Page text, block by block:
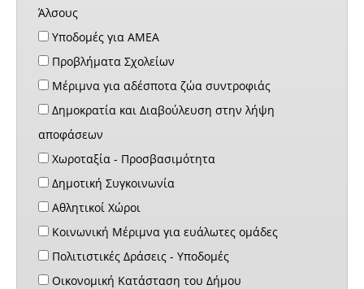
Άλσους
Υποδομές για ΑΜΕΑ
Προβλήματα Σχολείων
Μέριμνα για αδέσποτα ζώα συντροφιάς
Δημοκρατία και Διαβούλευση στην λήψη
αποφάσεων
Χωροταξία - Προσβασιμότητα
Δημοτική Συγκοινωνία
Αθλητικοί Χώροι
Κοινωνική Μέριμνα για ευάλωτες ομάδες
Πολιτιστικές Δράσεις - Υποδομές
Οικονομική Κατάσταση του Δήμου